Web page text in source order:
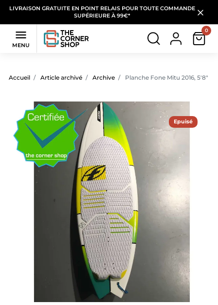
LIVRAISON GRATUITE EN POINT RELAIS POUR TOUTE COMMANDE
SUPÉRIEURE À 99€*

MENU
0
Accueil Article archivé Archive Planche Fone Mitu 2016, 5'8" +
Epuisé